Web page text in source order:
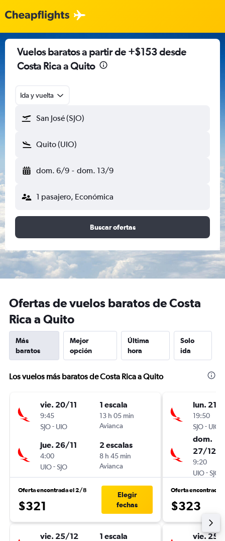
Vuelos baratos a partir de +$153 desde
Costa Rica a Quito
Ida y vuelta
San José (SJO)
Quito (UIO)
dom. 6/9 - dom. 13/9
1 pasajero, Económica
Buscar ofertas
Ofertas de vuelos baratos de Costa
Rica a Quito
Más
baratos
Mejor
opción
Última
hora
Solo
ida
Los vuelos más baratos de Costa Rica a Quito
vie. 20/11
9:45
SJO- UIO
1 escala
13 h 05 min
Avianca
jue. 26/11
4:00
UIO-SJO
2 escalas
8 h 45 min
Avianca
Oferta encontrada el 2/8
$321
Elegir
fechas
vie. 25/12 1 escala
lun. 21/
19:50
SJO- UIO
dom.
27/12
9:20
UIO-SJO
Oferta encontrada
$323
vie. 25/